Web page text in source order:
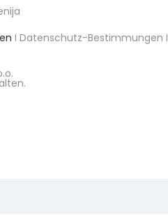
I Datenschutz-Bestimmungen I